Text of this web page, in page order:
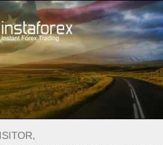
Untuk Traders Syarat Trading
Terminal Trading MT5 - versi